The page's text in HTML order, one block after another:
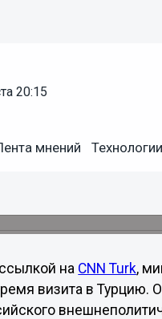
20:15
мнений Технологии
Сергей
на CNN Turk,
визита в Турцию.